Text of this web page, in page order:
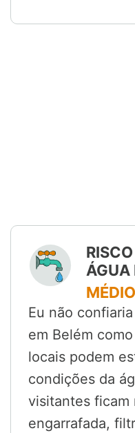
ÁGUA
MÉDIO
Eu não
em Belém
locais podem
condições da
visitantes ficam
engarrafada,